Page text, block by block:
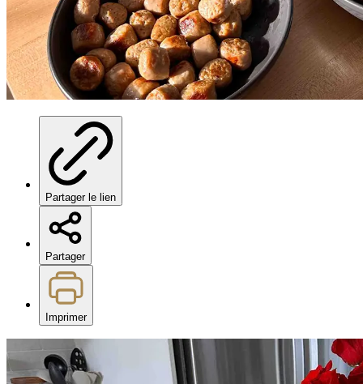
Partager le lien
Partager
Imprimer